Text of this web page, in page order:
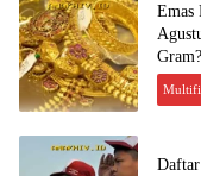
Emas
Gram?